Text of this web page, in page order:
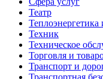
Театр
Теплоэнергетика
Техник
Техническое
Торговля и
Транспорт и
Транспортная